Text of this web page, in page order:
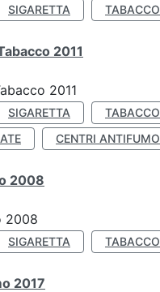
SIGARETTA TABACCO
2011
2011
SIGARETTA TABACCO
CENTRI ANTIFUMO
2008
2008
SIGARETTA TABACCO
2017